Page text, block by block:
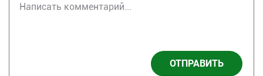
ОТПРАВИТЬ